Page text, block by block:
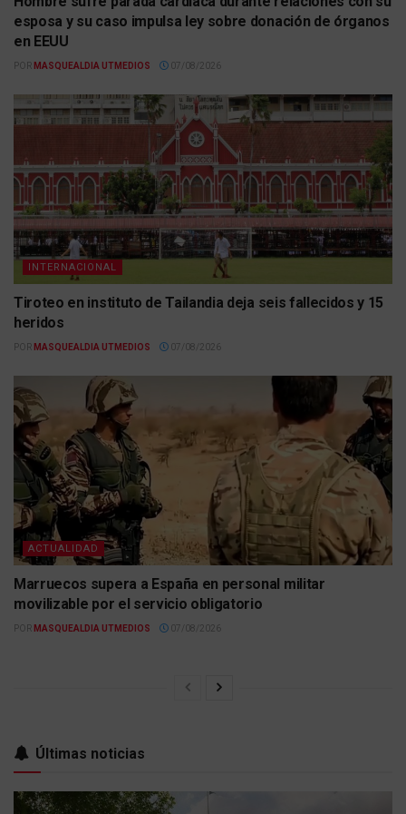
esposa y su caso impulsa ley sobre donación de órganos
en EEUU
POR MASQUEALDIA UTMEDIOS 07/08/2026
INTERNACIONAL
Tiroteo en instituto de Tailandia deja seis fallecidos y 15
heridos
POR MASQUEALDIA UTMEDIOS 07/08/2026
ACTUALIDAD
Marruecos supera a España en personal militar
movilizable por el servicio obligatorio
POR MASQUEALDIA UTMEDIOS 07/08/2026
Últimas noticias